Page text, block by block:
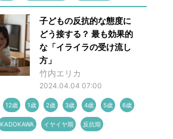
子どもの反抗的な態度に
どう接する？ 最も効果的
な「イライラの受け流し
方」
竹内エリカ
2024.04.04 07:00
12歳 1歳 2歳 3歳 4歳 5歳 6歳
KADOKAWA イヤイヤ期 反抗期